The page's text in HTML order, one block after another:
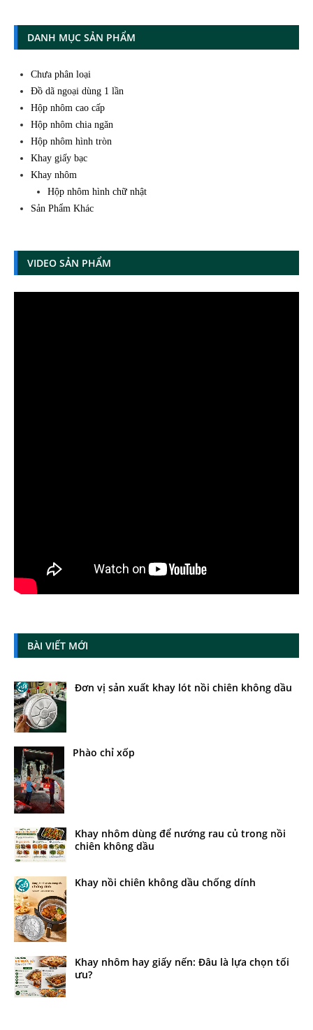
DANH MỤC SẢN PHẨM
Chưa phân loại
Đồ dã ngoại dùng 1 lần
Hộp nhôm cao cấp
Hộp nhôm chia ngăn
Hộp nhôm hình tròn
Khay giấy bạc
Khay nhôm
Hộp nhôm hình chữ nhật
Sản Phẩm Khác
VIDEO SẢN PHẨM
BÀI VIẾT MỚI
Đơn vị sản xuất khay lót nồi chiên không dầu
Phào chỉ xốp
Khay nhôm dùng để nướng rau củ trong nồi
chiên không dầu
Khay nồi chiên không dầu chống dính
Khay nhôm hay giấy nến: Đâu là lựa chọn tối
ưu?